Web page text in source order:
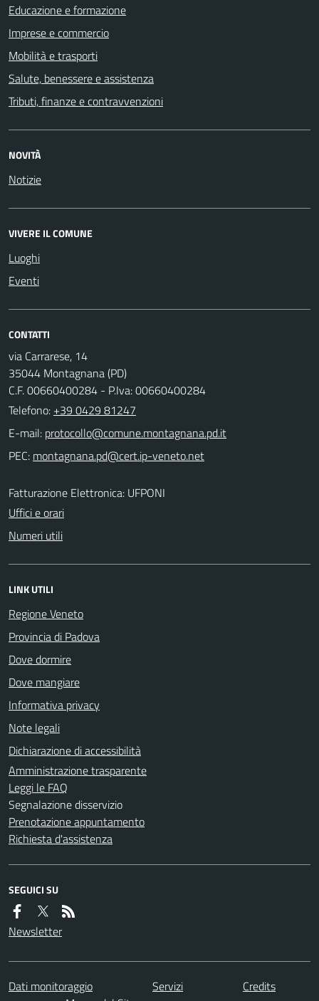
Educazione e formazione
Imprese e commercio
Mobilità e trasporti
Salute, benessere e assistenza
Tributi, finanze e contravvenzioni
NOVITÀ
Notizie
VIVERE IL COMUNE
Luoghi
Eventi
CONTATTI
via Carrarese, 14
35044 Montagnana (PD)
C.F. 00660400284 - P.Iva: 00660400284
Telefono: +39 0429 81247
E-mail:
PEC:
Fatturazione Elettronica: UFPONI
Uffici e orari
Numeri utili
LINK UTILI
Regione Veneto
Provincia di Padova
Dove dormire
Dove mangiare
Informativa privacy
Note legali
Dichiarazione di accessibilità
Amministrazione trasparente
Leggi le FAQ
Segnalazione disservizio
Prenotazione appuntamento
Richiesta d'assistenza
SEGUICI SU
Newsletter
Dati monitoraggio Servizi
Credits